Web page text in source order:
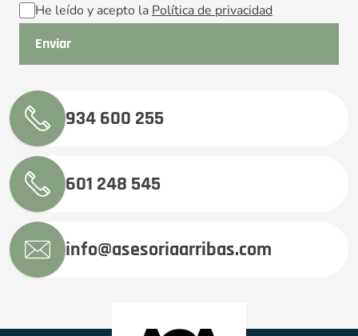
He leído y acepto la Política de privacidad
934 600 255
601 248 545
info@asesoriaarribas.com